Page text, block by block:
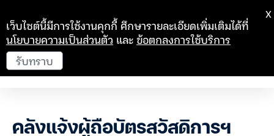
คลังแจ้งผู้ถือบัตรสวัสดิการฯ
เว็บไซต์นี้มีการใช้งานคุกกี้ ศึกษารายละเอียดเพิ่มเติมได้ที่
นโยบายความเป็นส่วนตัว และข้อตกลงการใช้บริการ
รับทราบ
X